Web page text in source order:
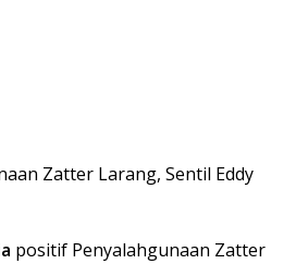
Zatter Larang, Sentil Eddy
positif Penyalahgunaan Zatter